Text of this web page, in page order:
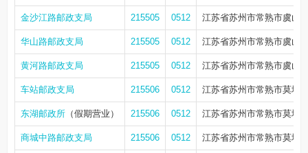
金沙江路邮政支局 215505 0512 江苏省苏州市常熟市虞山
华山路邮政支局 215505 0512 江苏省苏州市常熟市虞山
黄河路邮政支局 215505 0512 江苏省苏州市常熟市虞山
车站邮政支局 215506 0512 江苏省苏州市常熟市莫城
东湖邮政所 （假期营业） 215506 0512 江苏省苏州市常熟市莫城
商城中路邮政支局 215506 0512 江苏省苏州市常熟市莫城